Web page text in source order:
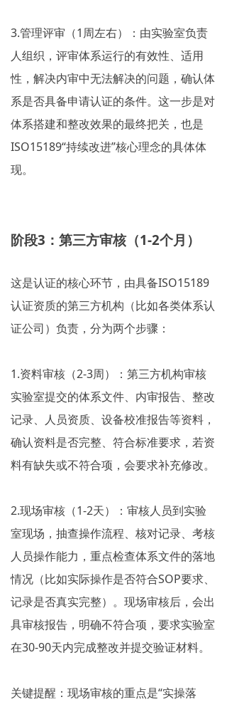
3.管理评审（1周左右）：由实验室负责
人组织，评审体系运行的有效性、适用
性，解决内审中无法解决的问题，确认体
系是否具备申请认证的条件。这一步是对
体系搭建和整改效果的最终把关，也是
ISO15189“持续改进”核心理念的具体体
现。
阶段3：第三方审核（1-2个月）
这是认证的核心环节，由具备ISO15189
认证资质的第三方机构（比如各类体系认
证公司）负责，分为两个步骤：
1.资料审核（2-3周）：第三方机构审核
实验室提交的体系文件、内审报告、整改
记录、人员资质、设备校准报告等资料，
确认资料是否完整、符合标准要求，若资
料有缺失或不符合项，会要求补充修改。
2.现场审核（1-2天）：审核人员到实验
室现场，抽查操作流程、核对记录、考核
人员操作能力，重点检查体系文件的落地
情况（比如实际操作是否符合SOP要求、
记录是否真实完整）。现场审核后，会出
具审核报告，明确不符合项，要求实验室
在30-90天内完成整改并提交验证材料。
关键提醒：现场审核的重点是“实操落